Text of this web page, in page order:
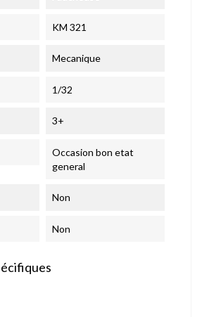
KM 321
Mecanique
1/32
3+
Occasion bon etat
general
Non
Non